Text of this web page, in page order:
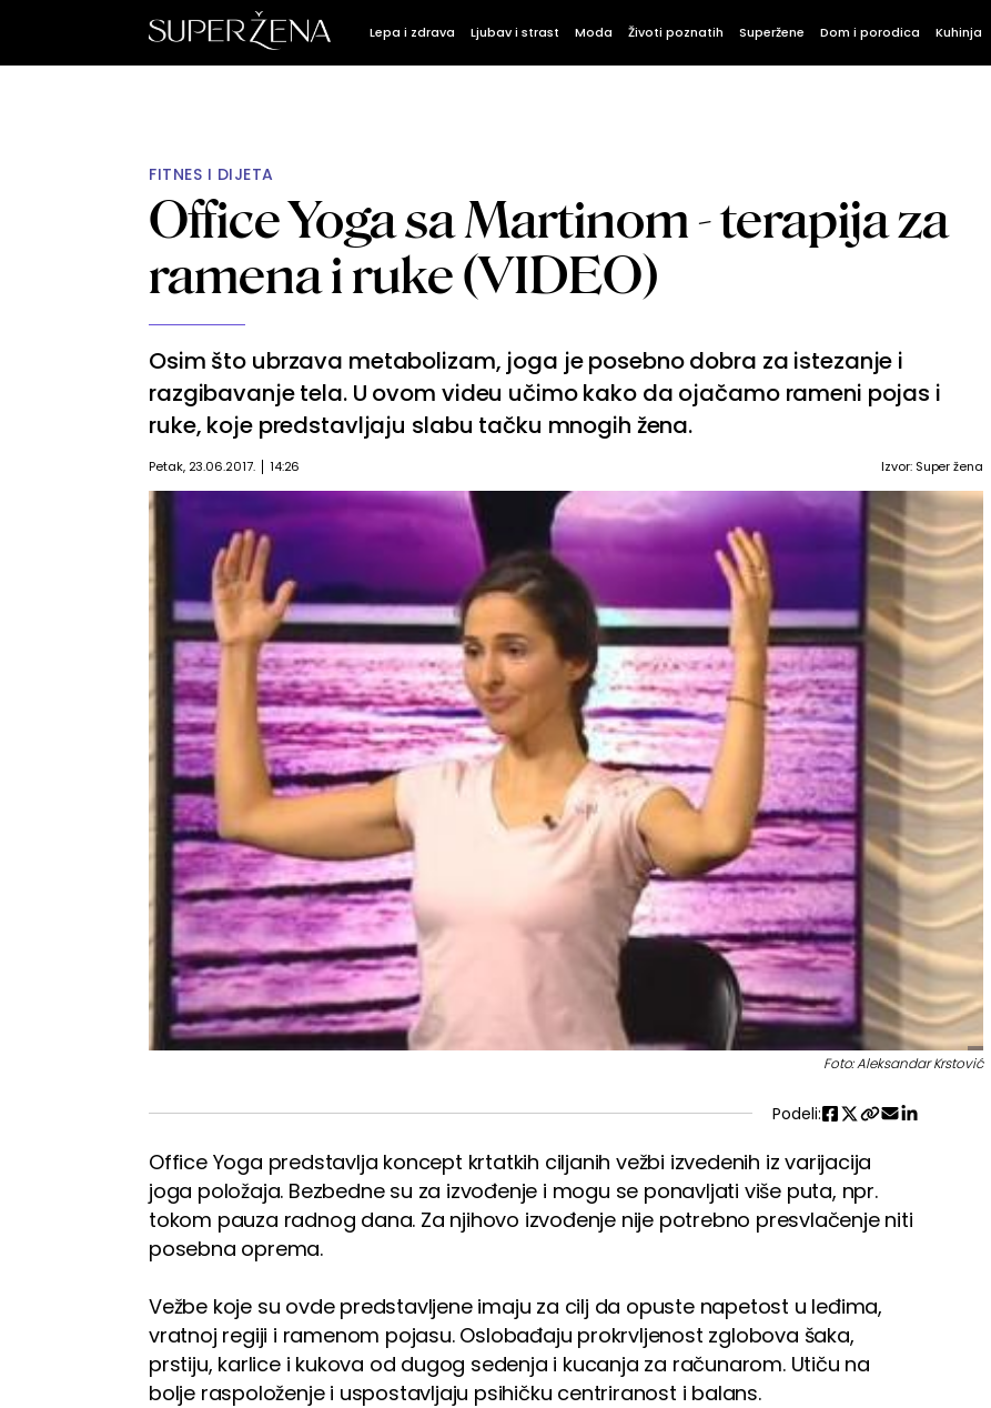
Lepa i zdrava Ljubav i strast Moda Životi poznatih Superžene Dom i porodica Kuhinja
FITNES I DIJETA
Office Yoga sa Martinom - terapija za
ramena i ruke (VIDEO)
Osim što ubrzava metabolizam, joga je posebno dobra za istezanje i
razgibavanje tela. U ovom videu učimo kako da ojačamo rameni pojas i
ruke, koje predstavljaju slabu tačku mnogih žena.
Petak, 23.06.2017. 14:26 Izvor: Super žena
Foto: Aleksandar Krstović
Podeli:
Office Yoga predstavlja koncept krtatkih ciljanih vežbi izvedenih iz varijacija
joga položaja. Bezbedne su za izvođenje i mogu se ponavljati više puta, npr.
tokom pauza radnog dana. Za njihovo izvođenje nije potrebno presvlačenje niti
posebna oprema.
Vežbe koje su ovde predstavljene imaju za cilj da opuste napetost u leđima,
vratnoj regiji i ramenom pojasu. Oslobađaju prokrvljenost zglobova šaka,
prstiju, karlice i kukova od dugog sedenja i kucanja za računarom. Utiču na
bolje raspoloženje i uspostavljaju psihičku centriranost i balans.